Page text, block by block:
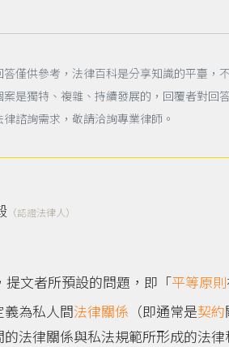
答僅供參考，法律百科是分享知識的平臺
案是獨特、複雜、持續發展的，回覆者對回
諮詢需求，敬請洽詢專業律師。
（認證法律人）
提文者所預設的問題，即「平等原則
為私人間法律關係 （即通常是契約
的法律關係與私法規範所形成的法律